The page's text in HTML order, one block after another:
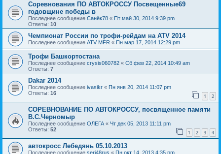
Соревнования ПО АВТОКРОССУ Посвещенные69
годовщине победы в
Последнее сообщение Санёк78 « Пт май 30, 2014 9:39 pm
Ответы: 10
Чемпионат России по трофи-рейдам на ATV 2014
Последнее сообщение ATV MFR « Пн мар 17, 2014 12:29 pm
Трофи Башкортостана
Последнее сообщение crysis060782 « Сб фев 22, 2014 10:49 am
Ответы: 7
Dakar 2014
Последнее сообщение ivasikr « Пн янв 20, 2014 11:07 pm
Ответы: 16 1 2
СОРЕВНОВАНИЕ ПО АВТОКРОССУ, посвященное памяти
В.С.Черномыр
Последнее сообщение ОЛЕГА « Чт дек 05, 2013 11:11 pm
Ответы: 52 1 2 3 4
автокросс Лебедянь 05.10.2013
Последнее сообщение serj48rus « Пн окт 14, 2013 4:35 pm